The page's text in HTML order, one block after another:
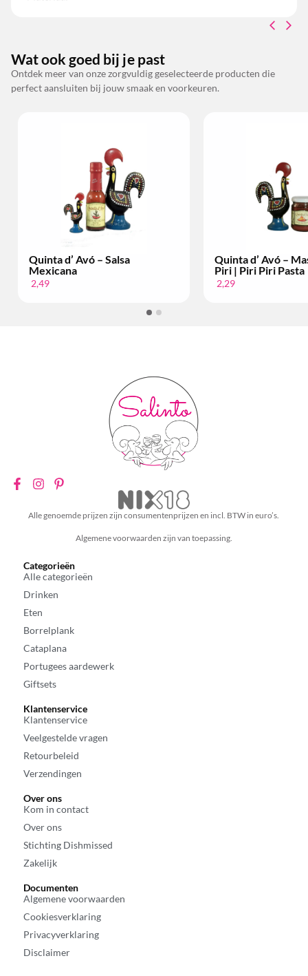
Wat ook goed bij je past
Ontdek meer van onze zorgvuldig geselecteerde producten die
perfect aansluiten bij jouw smaak en voorkeuren.
Quinta d’ Avó – Salsa
Mexicana
2,49
Quinta d’ Avó –
Piri | Piri Piri Pasta
2,29
Alle genoemde prijzen zijn consumentenprijzen en incl. BTW in euro’s.
Algemene voorwaarden zijn van toepassing.
Categorieën
Alle categorieën
Drinken
Eten
Borrelplank
Cataplana
Portugees aardewerk
Giftsets
Klantenservice
Klantenservice
Veelgestelde vragen
Retourbeleid
Verzendingen
Over ons
Kom in contact
Over ons
Stichting Dishmissed
Zakelijk
Documenten
Algemene voorwaarden
Cookiesverklaring
Privacyverklaring
Disclaimer